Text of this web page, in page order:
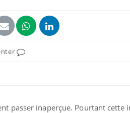
passer inaperçue. Pourtant cette